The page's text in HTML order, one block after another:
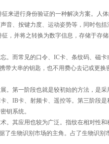
来进行身份验证的一种解决方案。人
音、按键力度、运动姿势等，同时包括
，并将之转换为数字信息，存储于存
。而常见的口令、IC卡、条纹码、磁卡
带大串的钥匙，也不用费心去记或更换
。第一阶段也就是较初始的方法，是采
、IB卡、射频卡、遥控等。第三阶段是
钥系统。
。其应用也较为广泛。指纹在相对性和
生物识别市场的主角。占了生物识别